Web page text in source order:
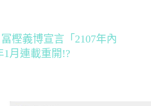
樫義博宣言「2107年內
1月連載重開!?